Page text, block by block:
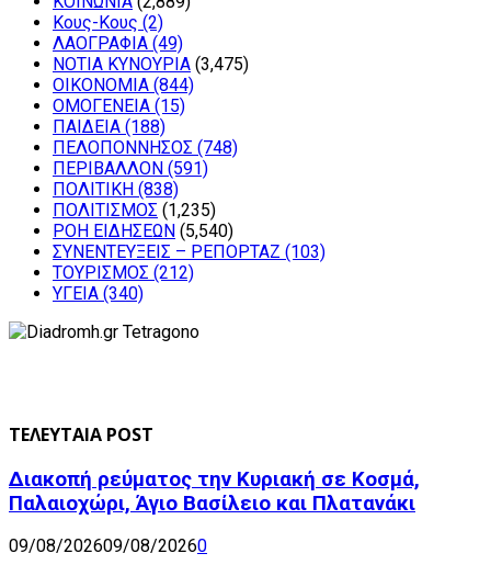
Κους-Κους (2)
ΛΑΟΓΡΑΦΙΑ (49)
ΝΟΤΙΑ ΚΥΝΟΥΡΙΑ (3,475)
ΟΙΚΟΝΟΜΙΑ (844)
ΟΜΟΓΕΝΕΙΑ (15)
ΠΑΙΔΕΙΑ (188)
ΠΕΛΟΠΟΝΝΗΣΟΣ (748)
ΠΕΡΙΒΑΛΛΟΝ (591)
ΠΟΛΙΤΙΚΗ (838)
ΠΟΛΙΤΙΣΜΟΣ (1,235)
ΡΟΗ ΕΙΔΗΣΕΩΝ (5,540)
ΣΥΝΕΝΤΕΥΞΕΙΣ – ΡΕΠΟΡΤΑΖ (103)
ΤΟΥΡΙΣΜΟΣ (212)
ΥΓΕΙΑ (340)
ΤΕΛΕΥΤΑΙΑ POST
Διακοπή ρεύματος την Κυριακή σε Κοσμά,
Παλαιοχώρι, Άγιο Βασίλειο και Πλατανάκι
09/08/202609/08/20260